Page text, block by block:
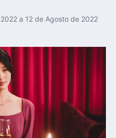
a 12 de Agosto de 2022